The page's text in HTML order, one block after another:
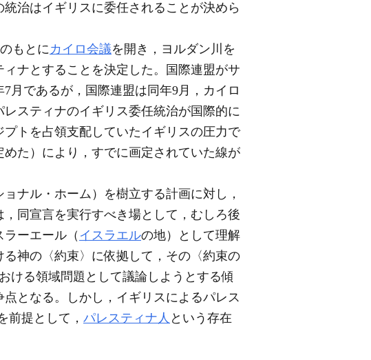
治はイギリスに委任されることが決めら
もとにカイロ会議を開き，ヨルダン川を
ナとすることを決定した。国際連盟がサ
月であるが，国際連盟は同年9月，カイロ
スティナのイギリス委任統治が国際的に
トを占領支配していたイギリスの圧力で
た）により，すでに画定されていた線が
ナル・ホーム）を樹立する計画に対し，
同宣言を実行すべき場として，むしろ後
ーエール（ イスラエルの地）として理解
る神の〈約束〉に依拠して，その〈約束の
ける領域問題として議論しようとする傾
となる。しかし，イギリスによるパレス
前提として， パレスティナ人 という存在